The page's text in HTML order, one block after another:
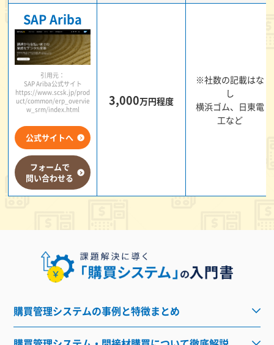
SAP Ariba
引用元：
SAP Ariba公式サイト
https://www.scsk.jp/prod
uct/common/erp_overvie
w_srm/index.html
公式サイトへ
フォームで
問い合わせる
3,000万円程度
※社数の記載はな
し
横浜ゴム、日東電
工など
購買管理システムの事例と特徴まとめ